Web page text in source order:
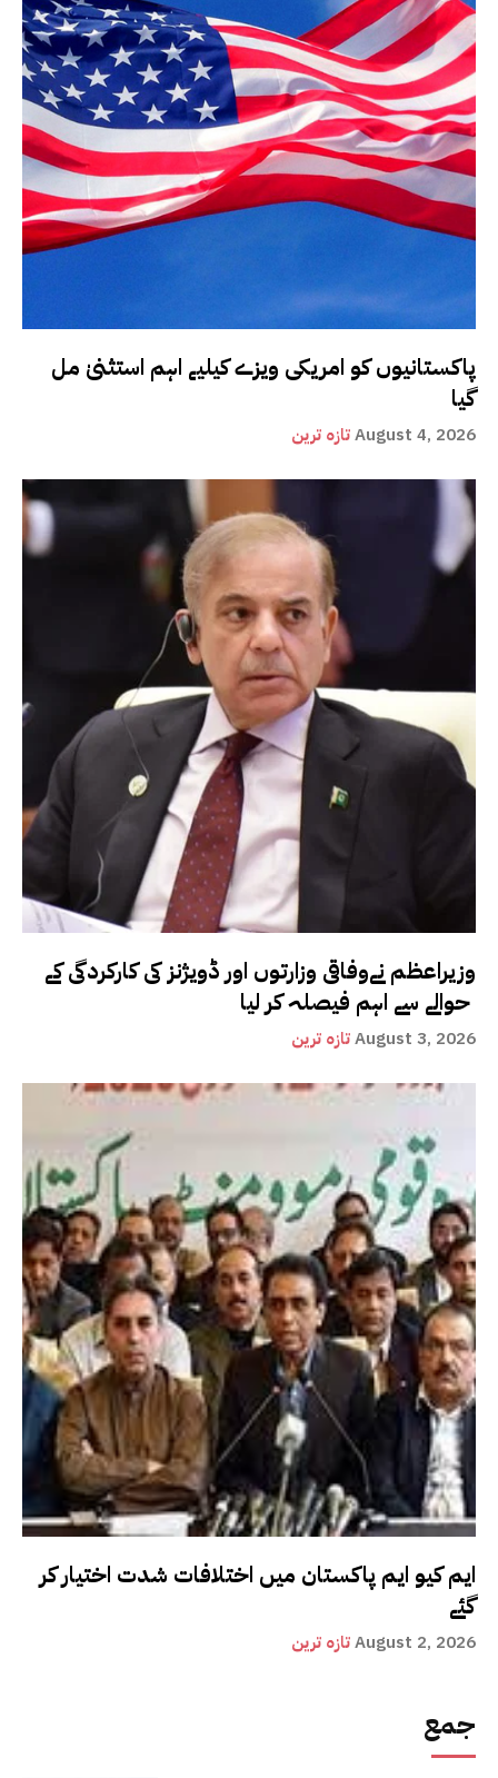
پاکستانیوں کو امریکی ویزے کیلیے اہم استثنیٰ مل
گیا
تازہ ترینAugust 4, 2026
وزیراعظم نےوفاقی وزارتوں اور ڈویژنز کی کارکردگی کے
تازہ ترینAugust 3, 2026
ایم کیو ایم پاکستان میں اختلافات شدت اختیار کر
گئے
تازہ ترینAugust 2, 2026
جمع